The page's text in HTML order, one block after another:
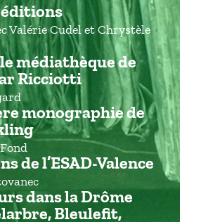
Valérie Cudel et Chrystèle
médiathèque de
Ricciotti
monographie de
de l’ESAD-Valence
dans la Drôme
Bleulefit,